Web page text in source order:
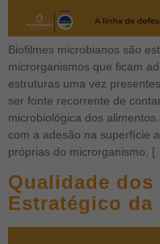
Biofilmes microbianos são
microrganismos que ficam
estruturas uma vez
ser fonte recorrente de
microbiológica dos
com a adesão na superfície
próprias do microrganismo,
Qualidade dos
Estratégico